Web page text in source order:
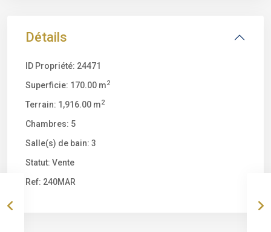
Détails
ID Propriété: 24471
Superficie: 170.00 m2
Terrain: 1,916.00 m2
Chambres: 5
Salle(s) de bain: 3
Statut: Vente
Ref: 240MAR
Bord